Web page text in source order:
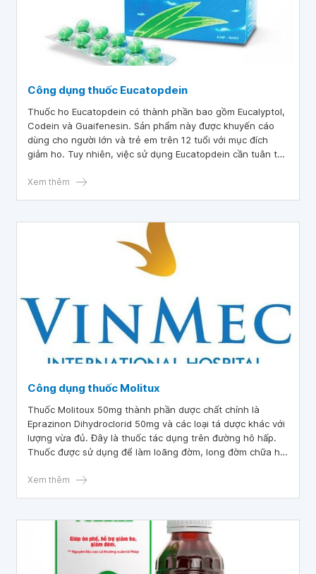
Công dụng thuốc Eucatopdein
Thuốc ho Eucatopdein có thành phần bao gồm Eucalyptol,
Codein và Guaifenesin. Sản phẩm này được khuyến cáo
dùng cho người lớn và trẻ em trên 12 tuổi với mục đích
giảm ho. Tuy nhiên, việc sử dụng Eucatopdein cần tuân thủ
Xem thêm
Công dụng thuốc Molitux
Thuốc Molitoux 50mg thành phần dược chất chính là
Eprazinon Dihydroclorid 50mg và các loại tá dược khác với
lượng vừa đủ. Đây là thuốc tác dụng trên đường hô hấp.
Thuốc được sử dụng để làm loãng đờm, long đờm chữa ho,
viên nén bao phim.
Xem thêm